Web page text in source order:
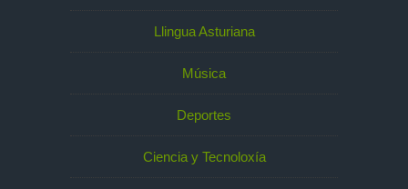
Llingua Asturiana
Música
Deportes
Ciencia y Tecnoloxía